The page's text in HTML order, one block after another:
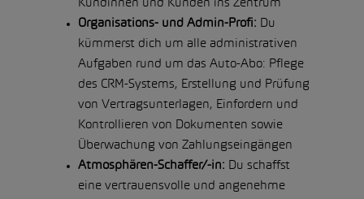
Kundinnen und Kunden ins Zentrum
Organisations- und Admin-Profi:
Du
kümmerst dich um alle administrativen
Aufgaben rund um das Auto-Abo: Pflege
des CRM-Systems, Erstellung und Prüfung
von Vertragsunterlagen, Einfordern und
Kontrollieren von Dokumenten sowie
Überwachung von Zahlungseingängen
Atmosphären-Schaffer/-in:
Du schaffst
eine vertrauensvolle und angenehme